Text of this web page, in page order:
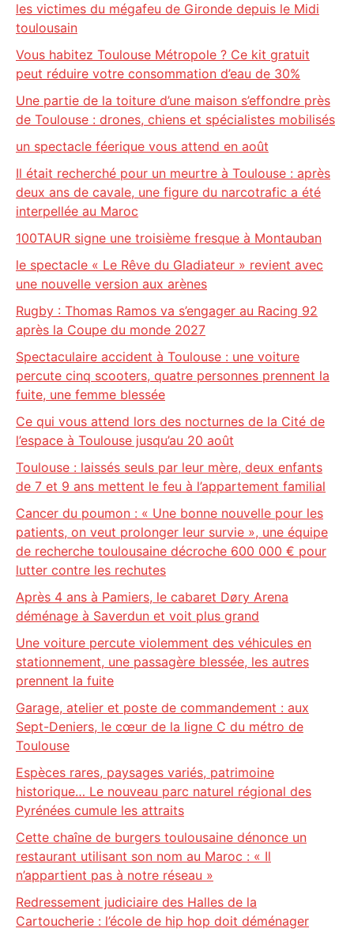
les victimes du mégafeu de Gironde depuis le Midi
toulousain
Vous habitez Toulouse Métropole ? Ce kit gratuit
peut réduire votre consommation d’eau de 30%
Une partie de la toiture d’une maison s’effondre près
de Toulouse : drones, chiens et spécialistes mobilisés
un spectacle féerique vous attend en août
Il était recherché pour un meurtre à Toulouse : après
deux ans de cavale, une figure du narcotrafic a été
interpellée au Maroc
100TAUR signe une troisième fresque à Montauban
le spectacle « Le Rêve du Gladiateur » revient avec
une nouvelle version aux arènes
Rugby : Thomas Ramos va s’engager au Racing 92
après la Coupe du monde 2027
Spectaculaire accident à Toulouse : une voiture
percute cinq scooters, quatre personnes prennent la
fuite, une femme blessée
Ce qui vous attend lors des nocturnes de la Cité de
l’espace à Toulouse jusqu’au 20 août
Toulouse : laissés seuls par leur mère, deux enfants
de 7 et 9 ans mettent le feu à l’appartement familial
Cancer du poumon : « Une bonne nouvelle pour les
patients, on veut prolonger leur survie », une équipe
de recherche toulousaine décroche 600 000 € pour
lutter contre les rechutes
Après 4 ans à Pamiers, le cabaret Døry Arena
déménage à Saverdun et voit plus grand
Une voiture percute violemment des véhicules en
stationnement, une passagère blessée, les autres
prennent la fuite
Garage, atelier et poste de commandement : aux
Sept-Deniers, le cœur de la ligne C du métro de
Toulouse
Espèces rares, paysages variés, patrimoine
historique… Le nouveau parc naturel régional des
Pyrénées cumule les attraits
Cette chaîne de burgers toulousaine dénonce un
restaurant utilisant son nom au Maroc : « Il
n’appartient pas à notre réseau »
Redressement judiciaire des Halles de la
Cartoucherie : l’école de hip hop doit déménager